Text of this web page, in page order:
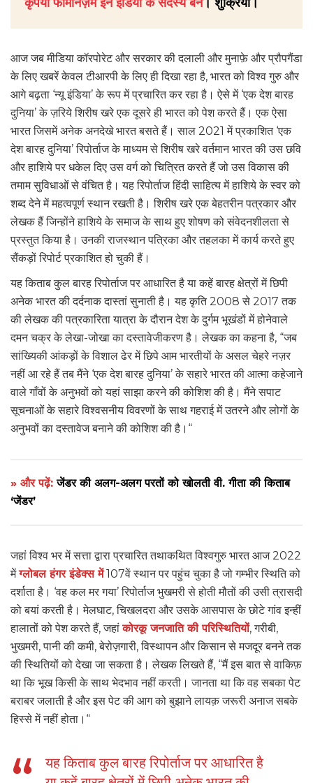
आज जब मीडिया कॉरपोरेट और सरकार की दलाली और मुनाफ़े और प्रौपगैंडा
के लिए खबरें केवल टीआरपी के लिए ही दिखा रहा है, भारत को विश्व गुरु और
आगे बढ़ता ‘न्यू इंडिया’ के रूप में प्रचारित कर रहा है। ऐसे में ‘एक देश बारह
दुनिया’ के ज़रिये शिरीष खरे एक दूसरे ही भारत को पेश करते हैं। एक ऐसा
भारत जिसमें अनेक अनदेखे भारत बसते हैं। साल 2021 में प्रकाशित ‘एक
देश बारह दुनिया’ रिपोर्ताज के माध्यम से शिरीष खरे वर्तमान भारत की उस छवि
और हाशिये पर धकेल दिए उस वर्ग को चित्रित करते हैं जो उस विकास की
तमाम सुविधाओं से वंचित है। यह रिपोर्ताज हिंदी साहित्य में हाशिये के स्वर को
शब्द देने में महत्वपूर्ण स्थान रखती है। शिरीष खरे एक बेहतरीन पत्रकार और
लेखक हैं जिन्होंने हाशिये के समाज के साथ हुए शोषण को संवेदनशीलता से
प्रस्तुत किया है। उनकी राजस्थान पत्रिका और तहलका में कार्य करते हुए
सैंकड़ों रिपोर्ट प्रकाशित हो चुकी हैं।
यह किताब कुल बारह रिपोर्ताज पर आधारित है या कहें बारह क्षेत्रों में छिपी
अनेक भारत की दर्दनाक दास्तां सुनाती है। यह कृति 2008 से 2017 तक
की लेखक की पत्रकारिता यात्रा के दौरान देश के दुर्गम भूखंडों में होनेवाले
दमन चक्र के लेखा-जोखा का दस्तावेजीकरण है। लेखक का कहना है, “जब
सांख्यिकी आंकड़ों के विशाल ढेर में छिपे आम भारतीयों के असल चेहरे नज़र
नहीं आ रहे हैं तब मैंने ‘एक देश बारह दुनिया’ के सहारे भारत की आत्मा कहेजाने
वाले गाँवों के अनुभवों को यहां साझा करने की कोशिश की है। मैंने सपाट
सूचनाओं के सहारे विश्वसनीय विवरणों के साथ गहराई में उतरने और लोगों के
अनुभवों का दस्तावेज बनाने की कोशिश की है।“
» और पढ़ें:जेंडर की अलग-अलग परतों को खोलती वी. गीता की किताब
‘जेंडर’
जहां विश्व भर में सत्ता द्वारा प्रचारित तथाकथित विश्वगुरु भारत आज 2022
मेंग्लोबल हंगर इंडेक्स में107वें स्थान पर पहुंच चुका है जो गम्भीर स्थिति को
दर्शाता है। ‘वह कल मर गया’ रिपोर्ताज भुखमरी से होती मौतों की उसी त्रासदी
को बयां करती है। मेलघाट, चिखलदरा और उसके आसपास के छोटे गांव इन्हीं
हालातों को पेश करते हैं, जहांकोरकू जनजाति की परिस्थितियों, गरीबी,
भुखमरी, पानी की कमी, बेरोज़गारी, विस्थापन और किसान से मजदूर बनने तक
की स्थितियों को देखा जा सकता है। लेखक लिखते हैं, “मैं इस बात से वाकिफ़
था कि भूख किसी के साथ भेदभाव नहीं करती। जानता था कि वह सबका पेट
बराबर जलाती है और इस पेट की आग को बुझाने लायक़ जरूरी अनाज सबके
हिस्से में नहीं होता।“
यह किताब कुल बारह रिपोर्ताज पर आधारित है